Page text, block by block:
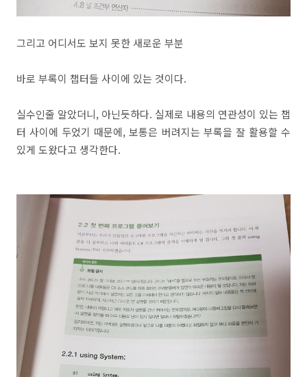
그리고 어디서도 보지 못한 새로운 부분
바로 부록이 챕터들 사이에 있는 것이다.
실수인줄 알았더니, 아닌듯하다. 실제로 내용의 연관성이 있는 챕
터 사이에 두었기 때문에, 보통은 버려지는 부록을 잘 활용할 수
있게 도왔다고 생각한다.